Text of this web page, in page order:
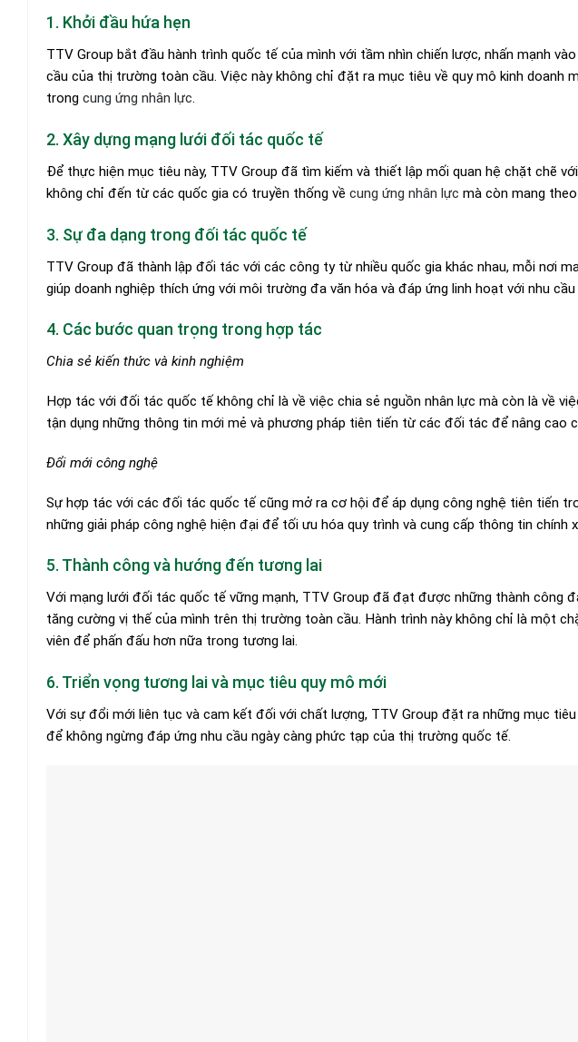
1. Khởi đầu hứa hẹn
TTV Group bắt đầu hành trình quốc tế của mình với tầm nhìn chiến lược, nhấn mạnh
cầu của thị trường toàn cầu. Việc này không chỉ đặt ra mục tiêu về quy mô kinh doanh
trong cung ứng nhân lực.
2. Xây dựng mạng lưới đối tác quốc tế
Để thực hiện mục tiêu này, TTV Group đã tìm kiếm và thiết lập mối quan hệ chặt chẽ
không chỉ đến từ các quốc gia có truyền thống về cung ứng nhân lực mà còn mang
3. Sự đa dạng trong đối tác quốc tế
TTV Group đã thành lập đối tác với các công ty từ nhiều quốc gia khác nhau, mỗi nơi
giúp doanh nghiệp thích ứng với môi trường đa văn hóa và đáp ứng linh hoạt với nhu
4. Các bước quan trọng trong hợp tác
Chia sẻ kiến thức và kinh nghiệm
Hợp tác với đối tác quốc tế không chỉ là về việc chia sẻ nguồn nhân lực mà còn là về
tận dụng những thông tin mới mẻ và phương pháp tiên tiến từ các đối tác để nâng cao
Đổi mới công nghệ
Sự hợp tác với các đối tác quốc tế cũng mở ra cơ hội để áp dụng công nghệ tiên tiến
những giải pháp công nghệ hiện đại để tối ưu hóa quy trình và cung cấp thông tin chính
5. Thành công và hướng đến tương lai
Với mạng lưới đối tác quốc tế vững mạnh, TTV Group đã đạt được những thành công
tăng cường vị thế của mình trên thị trường toàn cầu. Hành trình này không chỉ là một
viên để phấn đấu hơn nữa trong tương lai.
6. Triển vọng tương lai và mục tiêu quy mô mới
Với sự đổi mới liên tục và cam kết đối với chất lượng, TTV Group đặt ra những mục
để không ngừng đáp ứng nhu cầu ngày càng phức tạp của thị trường quốc tế.